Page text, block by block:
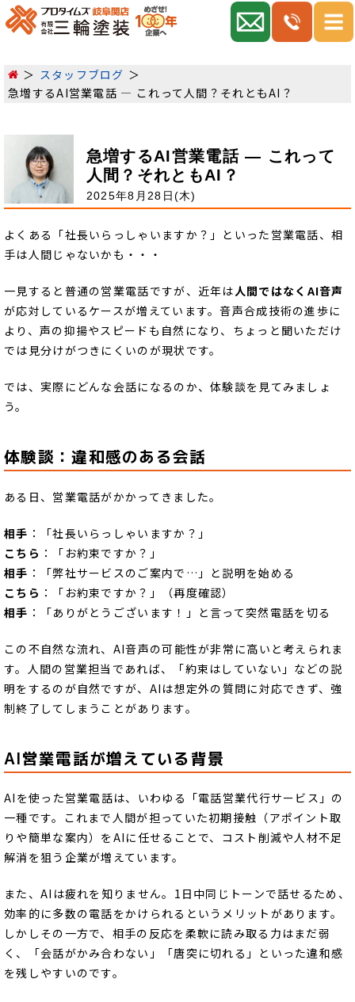
スタッフブログ
急増するAI営業電話 ― これって人間？それともAI？
急増するAI営業電話 ― これって
人間？それともAI？
2025年8月28日(木)
よくある「社長いらっしゃいますか？」といった営業電話、相
手は人間じゃないかも・・・
一見すると普通の営業電話ですが、近年は 人間ではなくAI音声
が応対しているケースが増えています。音声合成技術の進歩に
より、声の抑揚やスピードも自然になり、ちょっと聞いただけ
では見分けがつきにくいのが現状です。
では、実際にどんな会話になるのか、体験談を見てみましょ
う。
体験談：違和感のある会話
ある日、営業電話がかかってきました。
相手 ：「社長いらっしゃいますか？」
こちら ：「お約束ですか？」
相手 ：「弊社サービスのご案内で…」と説明を始める
こちら ：「お約束ですか？」（再度確認）
相手 ：「ありがとうございます！」と言って突然電話を切る
この不自然な流れ、AI音声の可能性が非常に高いと考えられま
す。人間の営業担当であれば、「約束はしていない」などの説
明をするのが自然ですが、AIは想定外の質問に対応できず、強
制終了してしまうことがあります。
AI営業電話が増えている背景
AIを使った営業電話は、いわゆる「電話営業代行サービス」の
一種です。これまで人間が担っていた初期接触（アポイント取
りや簡単な案内）をAIに任せることで、コスト削減や人材不足
解消を狙う企業が増えています。
また、AIは疲れを知りません。1日中同じトーンで話せるため、
効率的に多数の電話をかけられるというメリットがあります。
しかしその一方で、相手の反応を柔軟に読み取る力はまだ弱
く、「会話がかみ合わない」「唐突に切れる」といった違和感
を残しやすいのです。